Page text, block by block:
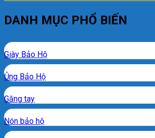
DANH MỤC PHỔ BIẾN
Giày Bảo Hộ
Ủng Bảo Hộ
Găng tay
Nón bảo hộ